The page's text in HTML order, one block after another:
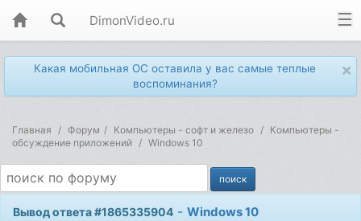
DimonVideo.ru
×
Какая мобильная ОС оставила у вас самые теплые
воспоминания?
Главная Форум Компьютеры - софт и железо
Компьютеры -
обсуждение приложений
Windows 10
Вывод ответа #1865335904 -Windows 10